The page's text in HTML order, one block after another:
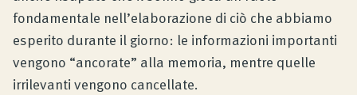
fondamentale nell’elaborazione di ciò che abbiamo
esperito durante il giorno: le informazioni importanti
vengono “ancorate” alla memoria, mentre quelle
irrilevanti vengono cancellate.